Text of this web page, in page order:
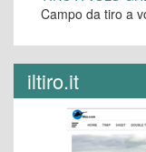
Campo da tiro a
iltiro.it